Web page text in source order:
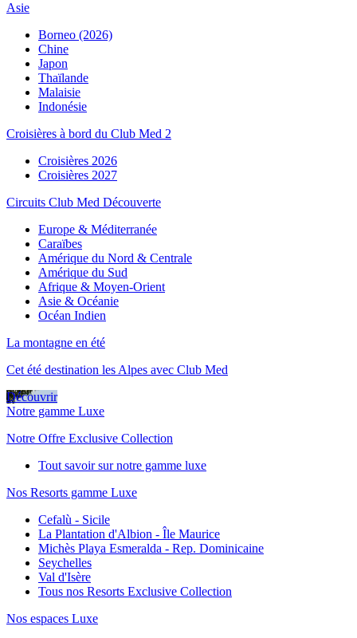
Asie
Borneo (2026)
Chine
Japon
Thaïlande
Malaisie
Indonésie
Croisières à bord du Club Med 2
Croisières 2026
Croisières 2027
Circuits Club Med Découverte
Europe & Méditerranée
Caraïbes
Amérique du Nord & Centrale
Amérique du Sud
Afrique & Moyen-Orient
Asie & Océanie
Océan Indien
La montagne en été
Cet été destination les Alpes avec Club Med
Découvrir
Notre gamme Luxe
Notre Offre Exclusive Collection
Tout savoir sur notre gamme luxe
Nos Resorts gamme Luxe
Cefalù - Sicile
La Plantation d'Albion - Île Maurice
Michès Playa Esmeralda - Rep. Dominicaine
Seychelles
Val d'Isère
Tous nos Resorts Exclusive Collection
Nos espaces Luxe